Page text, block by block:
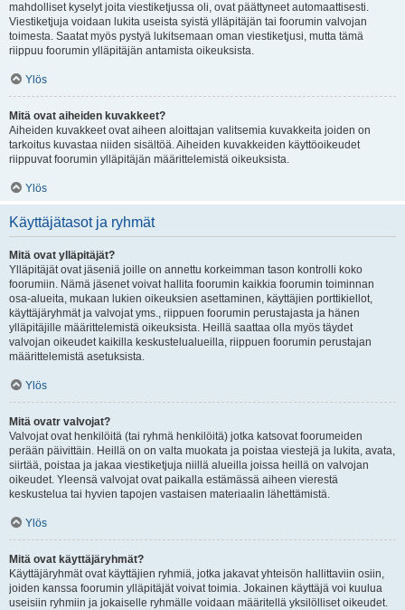
mahdolliset kyselyt joita viestiketjussa oli, ovat päättyneet automaattisesti.
Viestiketjuja voidaan lukita useista syistä ylläpitäjän tai foorumin valvojan
toimesta. Saatat myös pystyä lukitsemaan oman viestiketjusi, mutta tämä
riippuu foorumin ylläpitäjän antamista oikeuksista.
Ylös
Mitä ovat aiheiden kuvakkeet?
Aiheiden kuvakkeet ovat aiheen aloittajan valitsemia kuvakkeita joiden on
tarkoitus kuvastaa niiden sisältöä. Aiheiden kuvakkeiden käyttöoikeudet
riippuvat foorumin ylläpitäjän määrittelemistä oikeuksista.
Ylös
Käyttäjätasot ja ryhmät
Mitä ovat ylläpitäjät?
Ylläpitäjät ovat jäseniä joille on annettu korkeimman tason kontrolli koko
foorumiin. Nämä jäsenet voivat hallita foorumin kaikkia foorumin toiminnan
osa-alueita, mukaan lukien oikeuksien asettaminen, käyttäjien porttikiellot,
käyttäjäryhmät ja valvojat yms., riippuen foorumin perustajasta ja hänen
ylläpitäjille määrittelemistä oikeuksista. Heillä saattaa olla myös täydet
valvojan oikeudet kaikilla keskustelualueilla, riippuen foorumin perustajan
määrittelemistä asetuksista.
Ylös
Mitä ovatr valvojat?
Valvojat ovat henkilöitä (tai ryhmä henkilöitä) jotka katsovat foorumeiden
perään päivittäin. Heillä on on valta muokata ja poistaa viestejä ja lukita, avata,
siirtää, poistaa ja jakaa viestiketjuja niillä alueilla joissa heillä on valvojan
oikeudet. Yleensä valvojat ovat paikalla estämässä aiheen vierestä
keskustelua tai hyvien tapojen vastaisen materiaalin lähettämistä.
Ylös
Mitä ovat käyttäjäryhmät?
Käyttäjäryhmät ovat käyttäjien ryhmiä, jotka jakavat yhteisön hallittaviin osiin,
joiden kanssa foorumin ylläpitäjät voivat toimia. Jokainen käyttäjä voi kuulua
useisiin ryhmiin ja jokaiselle ryhmälle voidaan määritellä yksilölliset oikeudet.